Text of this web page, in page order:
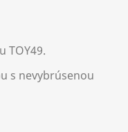
TOY49.
s nevybrúsenou